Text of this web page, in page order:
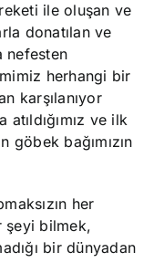
ile oluşan ve
donatılan ve
nefesten
herhangi bir
karşılanıyor
ve ilk
bağımızın
her
şeyi bilmek,
bir dünyadan